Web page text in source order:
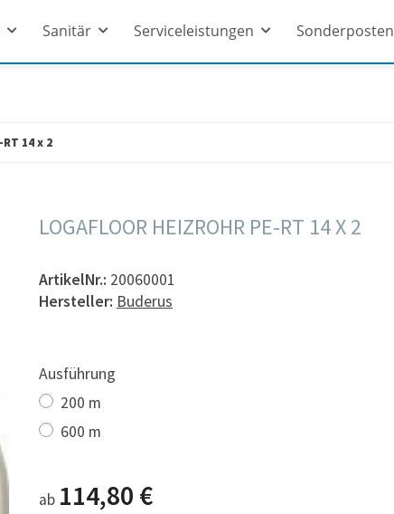
Sanitär Serviceleistungen Sonderposten
14 x 2
LOGAFLOOR HEIZROHR PE-RT 14 X 2
ArtikelNr.: 20060001
Hersteller: Buderus
Ausführung
200 m
600 m
ab 114,80 €